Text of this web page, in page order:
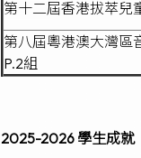
第十二屆香港拔萃兒
第八屆粵港澳大灣區
P.2組
2025-2026 學生成就